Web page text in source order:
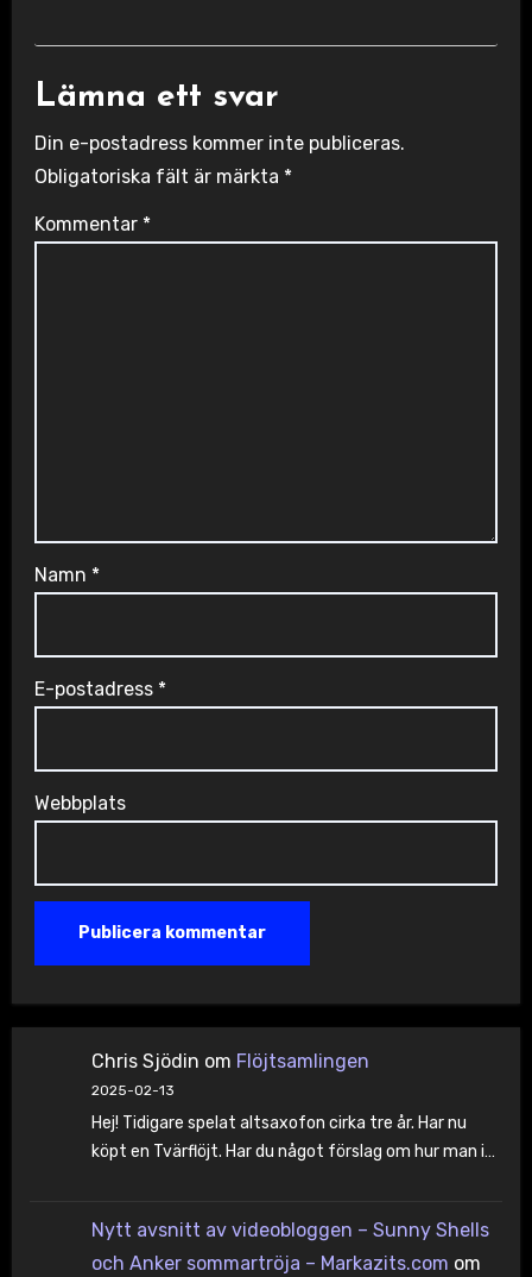
Lämna ett svar
Din e-postadress kommer inte publiceras.
Obligatoriska fält är märkta *
Kommentar *
Namn *
E-postadress *
Webbplats
Chris Sjödin om Flöjtsamlingen
2025-02-13
Hej! Tidigare spelat altsaxofon cirka tre år. Har nu
köpt en Tvärflöjt. Har du något förslag om hur man i…
Nytt avsnitt av videobloggen – Sunny Shells
och Anker sommartröja – Markazits.com om